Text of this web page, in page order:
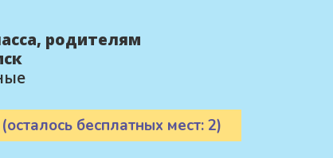
родителям
бесплатных мест: 2)